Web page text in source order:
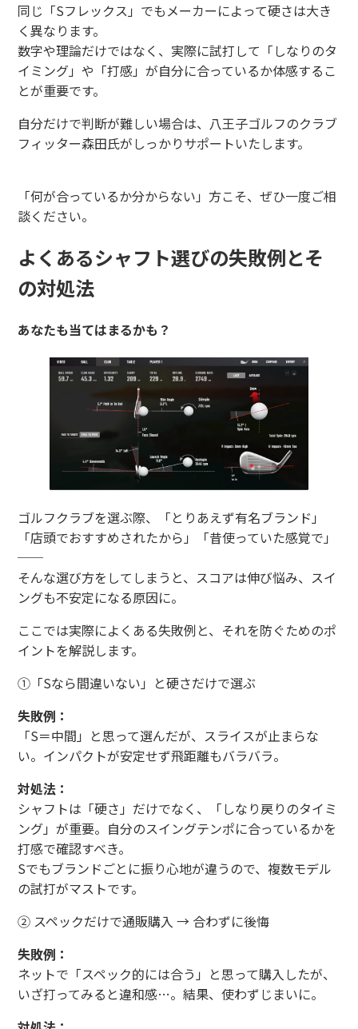
同じ「Sフレックス」でもメーカーによって硬さは大き
く異なります。
数字や理論だけではなく、実際に試打して「しなりのタ
イミング」や「打感」が自分に合っているか体感するこ
とが重要です。
自分だけで判断が難しい場合は、八王子ゴルフのクラブ
フィッター森田氏がしっかりサポートいたします。
「何が合っているか分からない」方こそ、ぜひ一度ご相
談ください。
よくあるシャフト選びの失敗例とそ
の対処法
あなたも当てはまるかも？
ゴルフクラブを選ぶ際、「とりあえず有名ブランド」
「店頭でおすすめされたから」「昔使っていた感覚で」
──
そんな選び方をしてしまうと、スコアは伸び悩み、スイ
ングも不安定になる原因に。
ここでは実際によくある失敗例と、それを防ぐためのポ
イントを解説します。
①「Sなら間違いない」と硬さだけで選ぶ
失敗例：
「S＝中間」と思って選んだが、スライスが止まらな
い。インパクトが安定せず飛距離もバラバラ。
対処法：
シャフトは「硬さ」だけでなく、「しなり戻りのタイミ
ング」が重要。自分のスイングテンポに合っているかを
打感で確認すべき。
Sでもブランドごとに振り心地が違うので、複数モデル
の試打がマストです。
② スペックだけで通販購入 → 合わずに後悔
失敗例：
ネットで「スペック的には合う」と思って購入したが、
いざ打ってみると違和感…。結果、使わずじまいに。